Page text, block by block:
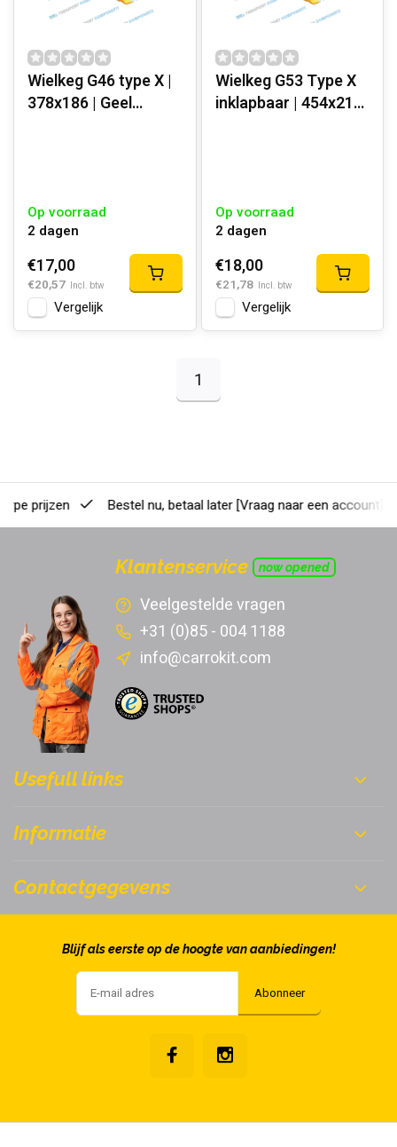
Wielkeg G46 type X |
378x186 | Geel
Op voorraad
2 dagen
€17,00
€20,57 Incl. btw
Vergelijk
Wielkeg G53 Type X
inklapbaar | 454x210
Op voorraad
2 dagen
€18,00
€21,78 Incl. btw
Vergelijk
1
prijzen Bestel nu, betaal later[Vraag naar een account]
Klantenservice now opened
Veelgestelde vragen
+31 (0)85 - 004 1188
info@carrokit.com
Usefull links
Informatie
Contactgegevens
Blijf als eerste op de hoogte van aanbiedingen!
Abonneer